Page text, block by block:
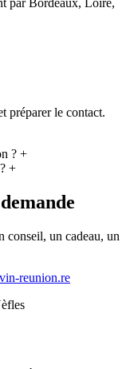
par Bordeaux, Loire,
préparer le contact.
? +
+
conseil, un cadeau, un
reunion.re